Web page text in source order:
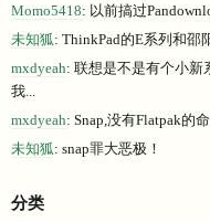
Momo5418: 以前搞过
未知狐: ThinkPad的E系列和邵
mxdyeah: 联想是不是有个小新
我...
mxdyeah: Snap,没有Flatpak的
未知狐: snap罪大恶极！
分类